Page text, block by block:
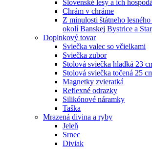
Slovenské lesy a ich
Chrám v chráme
Z minulosti štátneho
okolí Banskej Bystrice a
Doplnkový tovar
Sviečka valec so včielkami
Sviečka zubor
Stolová sviečka hladká 23
Stolová sviečka točená 25
Magnetky zvieratká
Reflexné odrazky
Silikónové náramky
Taška
Mrazená divina a ryby
Jeleň
Srnec
Diviak